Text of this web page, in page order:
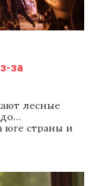
за
лесные
юге страны и
Об этом
76 пожаров,